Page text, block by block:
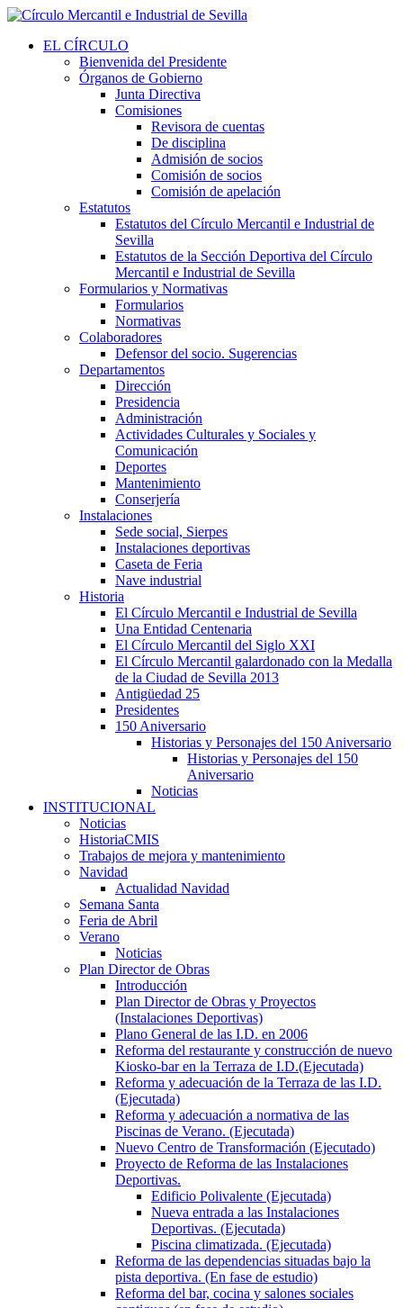
EL CÍRCULO
Bienvenida del Presidente
Órganos de Gobierno
Junta Directiva
Comisiones
Revisora de cuentas
De disciplina
Admisión de socios
Comisión de socios
Comisión de apelación
Estatutos
Estatutos del Círculo Mercantil e Industrial de
Sevilla
Estatutos de la Sección Deportiva del Círculo
Mercantil e Industrial de Sevilla
Formularios y Normativas
Formularios
Normativas
Colaboradores
Defensor del socio. Sugerencias
Departamentos
Dirección
Presidencia
Administración
Actividades Culturales y Sociales y
Comunicación
Deportes
Mantenimiento
Conserjería
Instalaciones
Sede social, Sierpes
Instalaciones deportivas
Caseta de Feria
Nave industrial
Historia
El Círculo Mercantil e Industrial de Sevilla
Una Entidad Centenaria
El Círculo Mercantil del Siglo XXI
El Círculo Mercantil galardonado con la Medalla
de la Ciudad de Sevilla 2013
Antigüedad 25
Presidentes
150 Aniversario
Historias y Personajes del 150 Aniversario
Historias y Personajes del 150
Aniversario
Noticias
INSTITUCIONAL
Noticias
HistoriaCMIS
Trabajos de mejora y mantenimiento
Navidad
Actualidad Navidad
Semana Santa
Feria de Abril
Verano
Noticias
Plan Director de Obras
Introducción
Plan Director de Obras y Proyectos
(Instalaciones Deportivas)
Plano General de las I.D. en 2006
Reforma del restaurante y construcción de nuevo
Kiosko-bar en la Terraza de I.D.(Ejecutada)
Reforma y adecuación de la Terraza de las I.D.
(Ejecutada)
Reforma y adecuación a normativa de las
Piscinas de Verano. (Ejecutada)
Nuevo Centro de Transformación (Ejecutado)
Proyecto de Reforma de las Instalaciones
Deportivas.
Edificio Polivalente (Ejecutada)
Nueva entrada a las Instalaciones
Deportivas. (Ejecutada)
Piscina climatizada. (Ejecutada)
Reforma de las dependencias situadas bajo la
pista deportiva. (En fase de estudio)
Reforma del bar, cocina y salones sociales